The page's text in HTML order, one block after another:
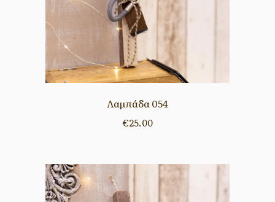
Λαμπάδα 054
€25.00